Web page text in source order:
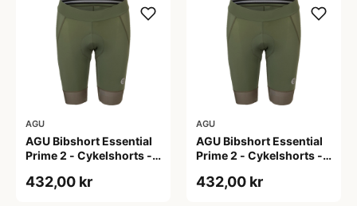
AGU
AGU Bibshort Essential
Prime 2 - Cykelshorts -
2XL
432,00 kr
AGU
AGU Bibshort Essential
Prime 2 - Cykelshorts -
L
432,00 kr